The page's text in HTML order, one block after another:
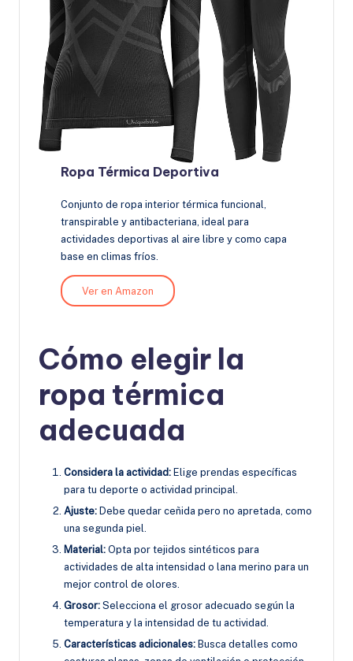
Ropa Térmica Deportiva
Conjunto de ropa interior térmica funcional,
transpirable y antibacteriana, ideal para
actividades deportivas al aire libre y como capa
base en climas fríos.
Ver en Amazon
Cómo elegir la
ropa térmica
adecuada
Considera la actividad: Elige prendas específicas
para tu deporte o actividad principal.
Ajuste: Debe quedar ceñida pero no apretada, como
una segunda piel.
Material: Opta por tejidos sintéticos para
actividades de alta intensidad o lana merino para un
mejor control de olores.
Grosor: Selecciona el grosor adecuado según la
temperatura y la intensidad de tu actividad.
Características adicionales: Busca detalles como